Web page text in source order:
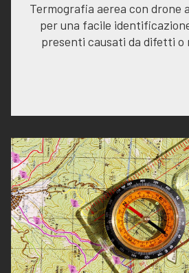
Termografia aerea con drone
per una facile
presenti causati da difetti o